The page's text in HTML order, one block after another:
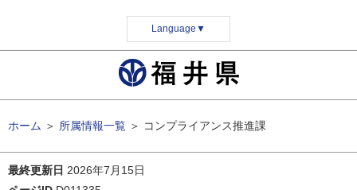
Language ▼
ホーム ＞ 所属情報一覧 ＞ コンプライアンス推進課
最終更新日 2026年7月15日